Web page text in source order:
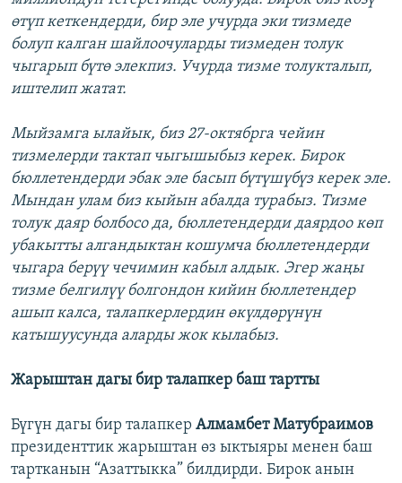
өтүп кеткендерди, бир эле учурда эки тизмеде
болуп калган шайлоочуларды тизмеден толук
чыгарып бүтө элекпиз. Учурда тизме толукталып,
иштелип жатат.
Мыйзамга ылайык, биз 27-октябрга чейин
тизмелерди тактап чыгышыбыз керек. Бирок
бюллетендерди эбак эле басып бүтүшүбүз керек эле.
Мындан улам биз кыйын абалда турабыз. Тизме
толук даяр болбосо да, бюллетендерди даярдоо көп
убакытты алгандыктан кошумча бюллетендерди
чыгара берүү чечимин кабыл алдык. Эгер жаңы
тизме белгилүү болгондон кийин бюллетендер
ашып калса, талапкерлердин өкүлдөрүнүн
катышуусунда аларды жок кылабыз.
Жарыштан дагы бир талапкер баш тартты
Бүгүн дагы бир талапкер Алмамбет Матубраимов
президенттик жарыштан өз ыктыяры менен баш
тартканын “Азаттыкка” билдирди. Бирок анын